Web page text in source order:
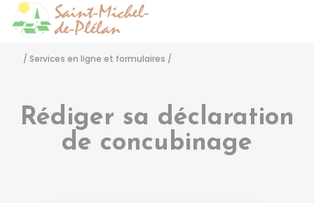
/ Services en ligne et formulaires /
Rédiger sa déclaration
de concubinage